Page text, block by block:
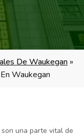
De Waukegan »
Waukegan
una parte vital de